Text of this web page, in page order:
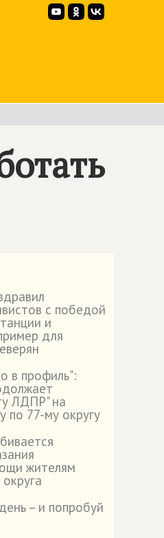
с победой
и
для
в профиль":
ЛДПР" на
по 77-му округу
жителям
– и попробуй